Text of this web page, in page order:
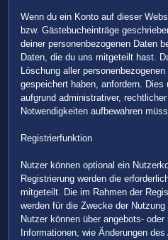
Wenn du ein Konto auf dieser
bzw. Gästebucheinträge
deiner personenbezogenen Daten
Daten, die du uns mitgeteilt hast.
Löschung aller
gespeichert haben, anfordern.
aufgrund administrativer,
Notwendigkeiten aufbewahren
Registrierfunktion
Nutzer können optional ein
Registrierung werden die
mitgeteilt. Die im Rahmen der
werden für die Zwecke der
Nutzer können über angebots-
Informationen, wie Änderungen